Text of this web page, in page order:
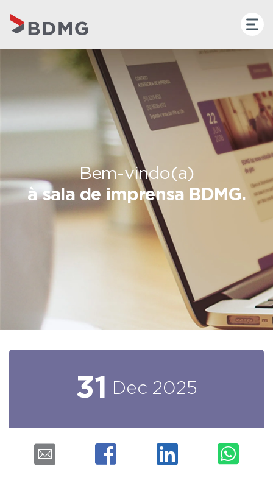
Bem-vindo(a)
à sala de imprensa BDMG.
31 Dec 2025